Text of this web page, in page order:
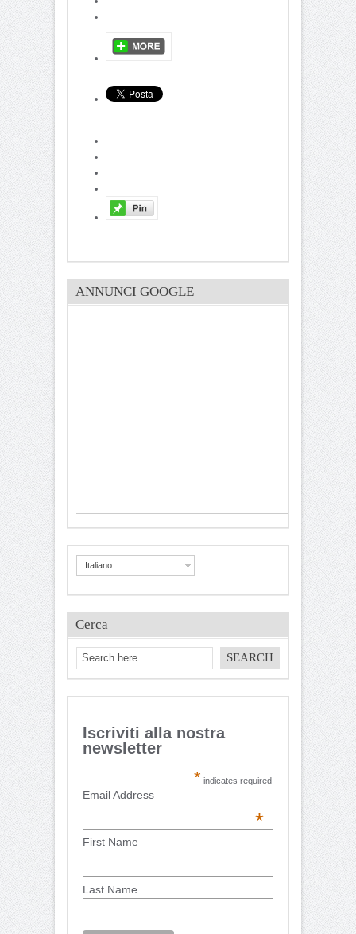
ANNUNCI GOOGLE
Italiano
Cerca
Iscriviti alla nostra
newsletter
* indicates required
Email Address
*
First Name
Last Name